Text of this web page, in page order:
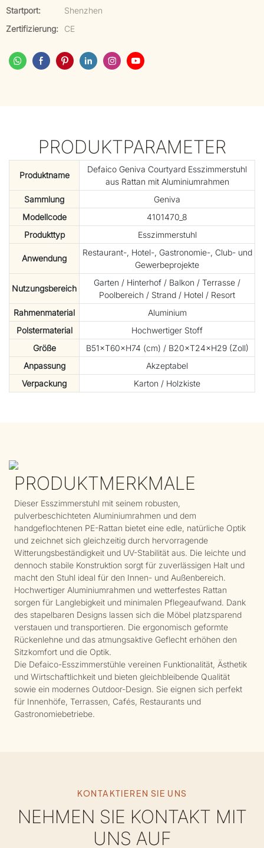
Startport:
Shenzhen
Zertifizierung:
CE
PRODUKTPARAMETER
Produktname
Defaico Geniva Courtyard Esszimmerstuhl
aus Rattan mit Aluminiumrahmen
Sammlung
Geniva
Modellcode
4101470_8
Produkttyp
Esszimmerstuhl
Anwendung
Restaurant-, Hotel-, Gastronomie-, Club- und
Gewerbeprojekte
Nutzungsbereich
Garten / Hinterhof / Balkon / Terrasse /
Poolbereich / Strand / Hotel / Resort
Rahmenmaterial
Aluminium
Polstermaterial
Hochwertiger Stoff
Größe
B51×T60×H74 (cm) / B20×T24×H29 (Zoll)
Anpassung
Akzeptabel
Verpackung
Karton / Holzkiste
PRODUKTMERKMALE
Dieser Esszimmerstuhl mit seinem robusten,
pulverbeschichteten Aluminiumrahmen und dem
handgeflochtenen PE-Rattan bietet eine edle, natürliche Optik
und zeichnet sich gleichzeitig durch hervorragende
Witterungsbeständigkeit und UV-Stabilität aus. Die leichte und
dennoch stabile Konstruktion sorgt für zuverlässigen Halt und
macht den Stuhl ideal für den Innen- und Außenbereich.
Hochwertiger Aluminiumrahmen und wetterfestes Rattan
sorgen für Langlebigkeit und minimalen Pflegeaufwand. Dank
des stapelbaren Designs lassen sich die Möbel platzsparend
verstauen und transportieren. Die ergonomisch geformte
Rückenlehne und das atmungsaktive Geflecht erhöhen den
Sitzkomfort und die Optik.
Die Defaico-Esszimmerstühle vereinen Funktionalität, Ästhetik
und Wirtschaftlichkeit und bieten gleichbleibende Qualität
sowie ein modernes Outdoor-Design. Sie eignen sich perfekt
für Innenhöfe, Terrassen, Cafés, Restaurants und
Gastronomiebetriebe.
KONTAKTIEREN SIE UNS
NEHMEN SIE KONTAKT MIT
UNS AUF